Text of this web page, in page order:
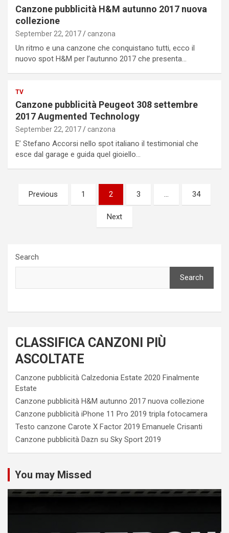
Canzone pubblicità H&M autunno 2017 nuova
collezione
September 22, 2017 canzona
Un ritmo e una canzone che conquistano tutti, ecco il
nuovo spot H&M per l’autunno 2017 che presenta…
TV
Canzone pubblicità Peugeot 308 settembre
2017 Augmented Technology
September 22, 2017 canzona
E’ Stefano Accorsi nello spot italiano il testimonial che
esce dal garage e guida quel gioiello…
Posts
pagination
Previous 1 2 3 … 34
Next
Search
Search
CLASSIFICA CANZONI PIÙ
ASCOLTATE
Canzone pubblicità Calzedonia Estate 2020 Finalmente
Estate
Canzone pubblicità H&M autunno 2017 nuova collezione
Canzone pubblicità iPhone 11 Pro 2019 tripla fotocamera
Testo canzone Carote X Factor 2019 Emanuele Crisanti
Canzone pubblicità Dazn su Sky Sport 2019
You may Missed